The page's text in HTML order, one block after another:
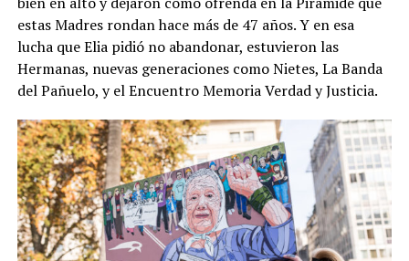
estas Madres rondan hace más de 47 años. Y en esa
lucha que Elia pidió no abandonar, estuvieron las
Hermanas, nuevas generaciones como Nietes, La Banda
del Pañuelo, y el Encuentro Memoria Verdad y Justicia.